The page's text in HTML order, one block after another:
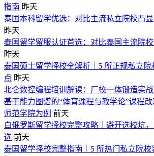
指南 昨天
泰国本科留学优选：对比主流私立院校凸
昨天
泰国留学留服认证首选：对比泰国主流院
昨天
泰国硕士留学择校全解析｜5 所正规私立
点 昨天
北仑数控编程培训解读：厂校一体锻造实
基于能力图谱的“体育课程与教学论”课程
师范学院为例 前天
白俄罗斯留学择校完整攻略｜避开选校坑
选 前天
泰国留学择校完整指南｜5 所热门私立院校